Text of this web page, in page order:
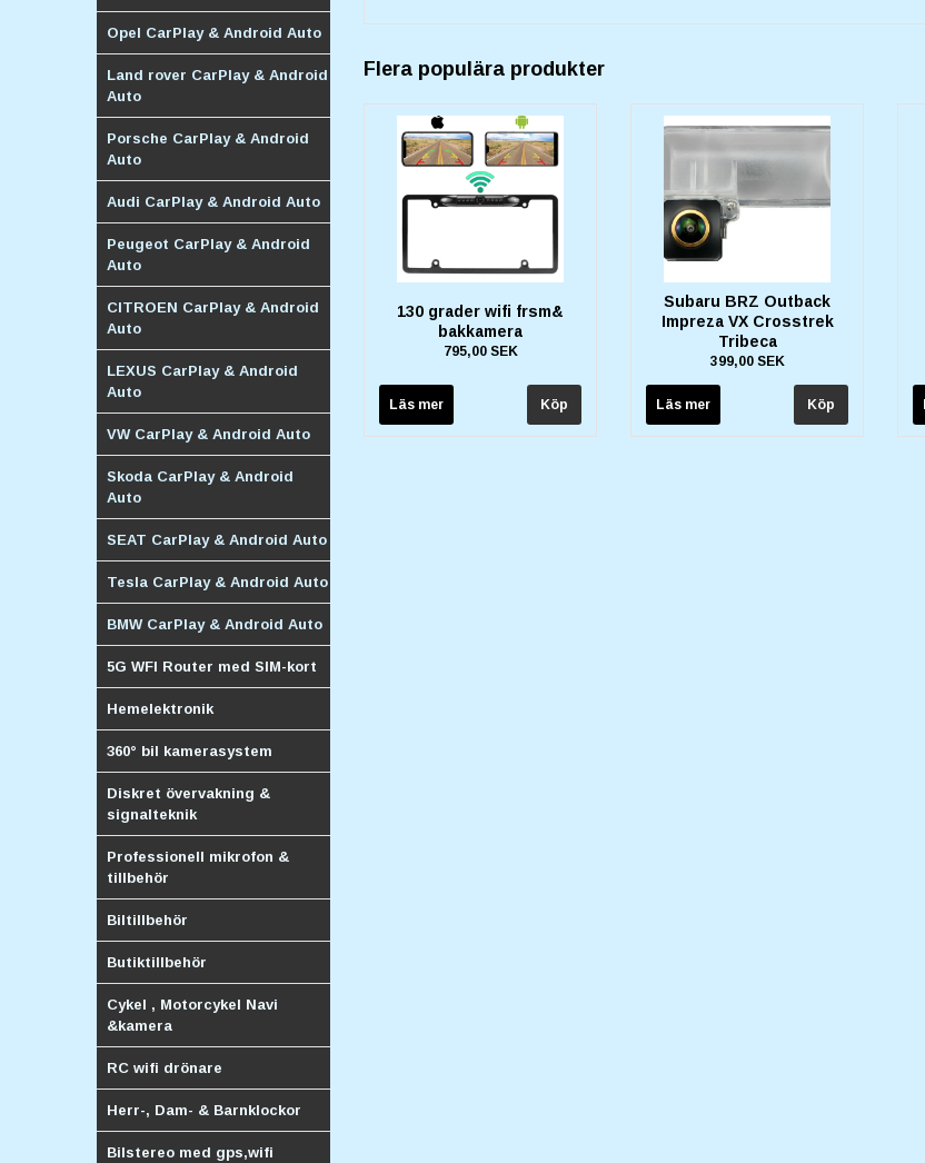
Opel CarPlay & Android Auto
Land rover CarPlay & Android
Auto
Porsche CarPlay & Android
Auto
Audi CarPlay & Android Auto
Peugeot CarPlay & Android
Auto
CITROEN CarPlay & Android
Auto
LEXUS CarPlay & Android
Auto
VW CarPlay & Android Auto
Skoda CarPlay & Android
Auto
SEAT CarPlay & Android Auto
Tesla CarPlay & Android Auto
BMW CarPlay & Android Auto
5G WFI Router med SIM-kort
Hemelektronik
360° bil kamerasystem
Diskret övervakning &
signalteknik
Professionell mikrofon &
tillbehör
Biltillbehör
Butiktillbehör
Cykel , Motorcykel Navi
&kamera
RC wifi drönare
Herr-, Dam- & Barnklockor
Bilstereo med gps,wifi
Flera populära produkter
130 grader wifi frsm&
bakkamera
795,00 SEK
Läs mer
Subaru BRZ Outback
Impreza VX Crosstrek
Tribeca
399,00 SEK
Läs mer